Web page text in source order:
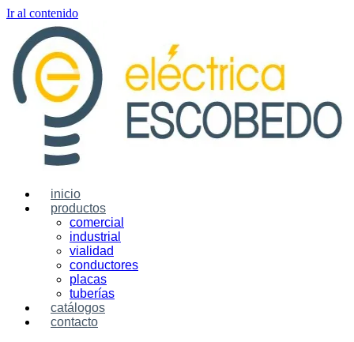
Ir al contenido
inicio
productos
comercial
industrial
vialidad
conductores
placas
tuberías
catálogos
contacto